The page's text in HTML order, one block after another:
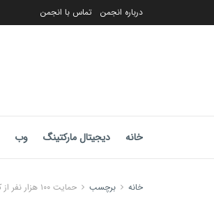
درباره انجمن تماس با انجمن
خانه دیجیتال مارکتینگ وب
خانه برچسب حمایت ۱۰۰ هزار نفر از کانون اقوام از رئیسی